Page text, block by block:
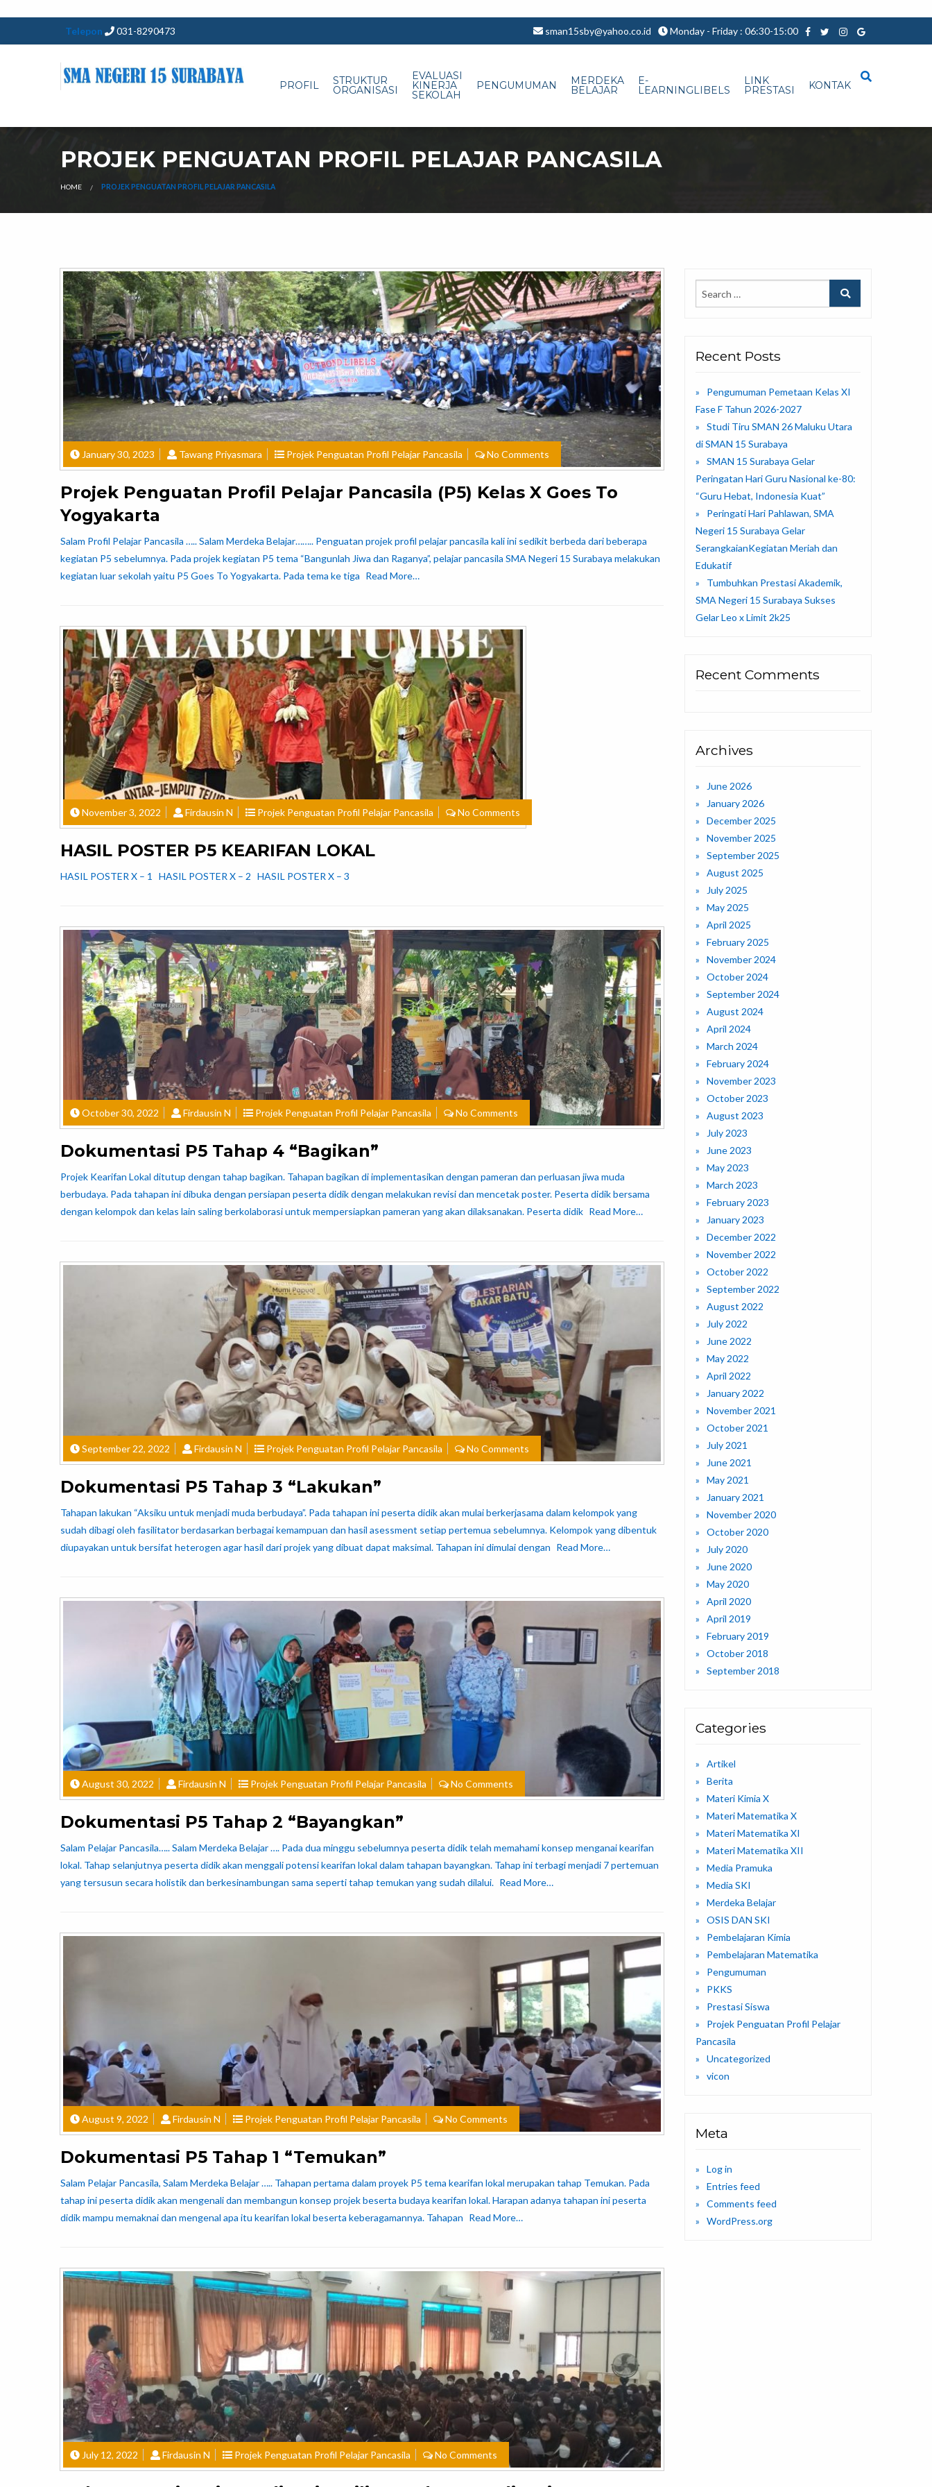
Telepon 031-8290473 sman15sby@yahoo.co.id Monday - Friday : 06:30-15:00
PROFIL STRUKTUR
ORGANISASI
EVALUASI
KINERJA
SEKOLAH
PENGUMUMAN MERDEKA
BELAJAR
E-
LEARNINGLIBELS
LINK
PRESTASI KONTAK
PROJEK PENGUATAN PROFIL PELAJAR PANCASILA
HOME PROJEK PENGUATAN PROFIL PELAJAR PANCASILA
January 30, 2023 Tawang Priyasmara Projek Penguatan Profil Pelajar Pancasila No Comments
Projek Penguatan Profil Pelajar Pancasila (P5) Kelas X Goes To
Yogyakarta
Salam Profil Pelajar Pancasila ….. Salam Merdeka Belajar…….. Penguatan projek profil pelajar pancasila kali ini sedikit berbeda dari beberapa
kegiatan P5 sebelumnya. Pada projek kegiatan P5 tema “Bangunlah Jiwa dan Raganya”, pelajar pancasila SMA Negeri 15 Surabaya melakukan
kegiatan luar sekolah yaitu P5 Goes To Yogyakarta. Pada tema ke tiga Read More…
November 3, 2022 Firdausin N Projek Penguatan Profil Pelajar Pancasila No Comments
HASIL POSTER P5 KEARIFAN LOKAL
HASIL POSTER X – 1 HASIL POSTER X – 2 HASIL POSTER X – 3
October 30, 2022 Firdausin N Projek Penguatan Profil Pelajar Pancasila No Comments
Dokumentasi P5 Tahap 4 “Bagikan”
Projek Kearifan Lokal ditutup dengan tahap bagikan. Tahapan bagikan di implementasikan dengan pameran dan perluasan jiwa muda
berbudaya. Pada tahapan ini dibuka dengan persiapan peserta didik dengan melakukan revisi dan mencetak poster. Peserta didik bersama
dengan kelompok dan kelas lain saling berkolaborasi untuk mempersiapkan pameran yang akan dilaksanakan. Peserta didik Read More…
September 22, 2022 Firdausin N Projek Penguatan Profil Pelajar Pancasila No Comments
Dokumentasi P5 Tahap 3 “Lakukan”
Tahapan lakukan “Aksiku untuk menjadi muda berbudaya”. Pada tahapan ini peserta didik akan mulai berkerjasama dalam kelompok yang
sudah dibagi oleh fasilitator berdasarkan berbagai kemampuan dan hasil asessment setiap pertemua sebelumnya. Kelompok yang dibentuk
diupayakan untuk bersifat heterogen agar hasil dari projek yang dibuat dapat maksimal. Tahapan ini dimulai dengan Read More…
August 30, 2022 Firdausin N Projek Penguatan Profil Pelajar Pancasila No Comments
Dokumentasi P5 Tahap 2 “Bayangkan”
Salam Pelajar Pancasila….. Salam Merdeka Belajar …. Pada dua minggu sebelumnya peserta didik telah memahami konsep menganai kearifan
lokal. Tahap selanjutnya peserta didik akan menggali potensi kearifan lokal dalam tahapan bayangkan. Tahap ini terbagi menjadi 7 pertemuan
yang tersusun secara holistik dan berkesinambungan sama seperti tahap temukan yang sudah dilalui. Read More…
August 9, 2022 Firdausin N Projek Penguatan Profil Pelajar Pancasila No Comments
Dokumentasi P5 Tahap 1 “Temukan”
Salam Pelajar Pancasila, Salam Merdeka Belajar ….. Tahapan pertama dalam proyek P5 tema kearifan lokal merupakan tahap Temukan. Pada
tahap ini peserta didik akan mengenali dan membangun konsep projek beserta budaya kearifan lokal. Harapan adanya tahapan ini peserta
didik mampu memaknai dan mengenal apa itu kearifan lokal beserta keberagamannya. Tahapan Read More…
July 12, 2022 Firdausin N Projek Penguatan Profil Pelajar Pancasila No Comments
Recent Posts
Pengumuman Pemetaan Kelas XI
Fase F Tahun 2026-2027
Studi Tiru SMAN 26 Maluku Utara
di SMAN 15 Surabaya
SMAN 15 Surabaya Gelar
Peringatan Hari Guru Nasional ke-80:
“Guru Hebat, Indonesia Kuat”
Peringati Hari Pahlawan, SMA
Negeri 15 Surabaya Gelar
SerangkaianKegiatan Meriah dan
Edukatif
Tumbuhkan Prestasi Akademik,
SMA Negeri 15 Surabaya Sukses
Gelar Leo x Limit 2k25
Recent Comments
Archives
June 2026
January 2026
December 2025
November 2025
September 2025
August 2025
July 2025
May 2025
April 2025
February 2025
November 2024
October 2024
September 2024
August 2024
April 2024
March 2024
February 2024
November 2023
October 2023
August 2023
July 2023
June 2023
May 2023
March 2023
February 2023
January 2023
December 2022
November 2022
October 2022
September 2022
August 2022
July 2022
June 2022
May 2022
April 2022
January 2022
November 2021
October 2021
July 2021
June 2021
May 2021
January 2021
November 2020
October 2020
July 2020
June 2020
May 2020
April 2020
April 2019
February 2019
October 2018
September 2018
Categories
Artikel
Berita
Materi Kimia X
Materi Matematika X
Materi Matematika XI
Materi Matematika XII
Media Pramuka
Media SKI
Merdeka Belajar
OSIS DAN SKI
Pembelajaran Kimia
Pembelajaran Matematika
Pengumuman
PKKS
Prestasi Siswa
Projek Penguatan Profil Pelajar
Pancasila
Uncategorized
vicon
Meta
Log in
Entries feed
Comments feed
WordPress.org